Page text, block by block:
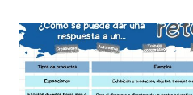
COMPETENCIAL.
CLAVES
PARA
UNA
EDUCACIÓN
EMOCIONAL.